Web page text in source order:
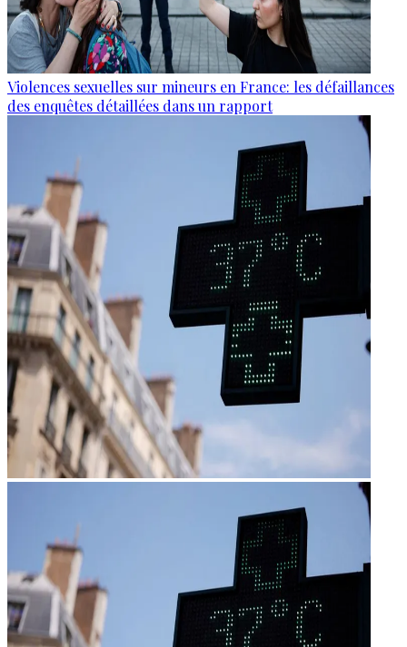
Violences sexuelles sur mineurs en France: les défaillances
des enquêtes détaillées dans un rapport